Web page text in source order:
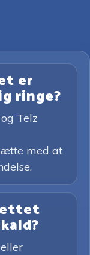
er
ringe?
Telz
med at